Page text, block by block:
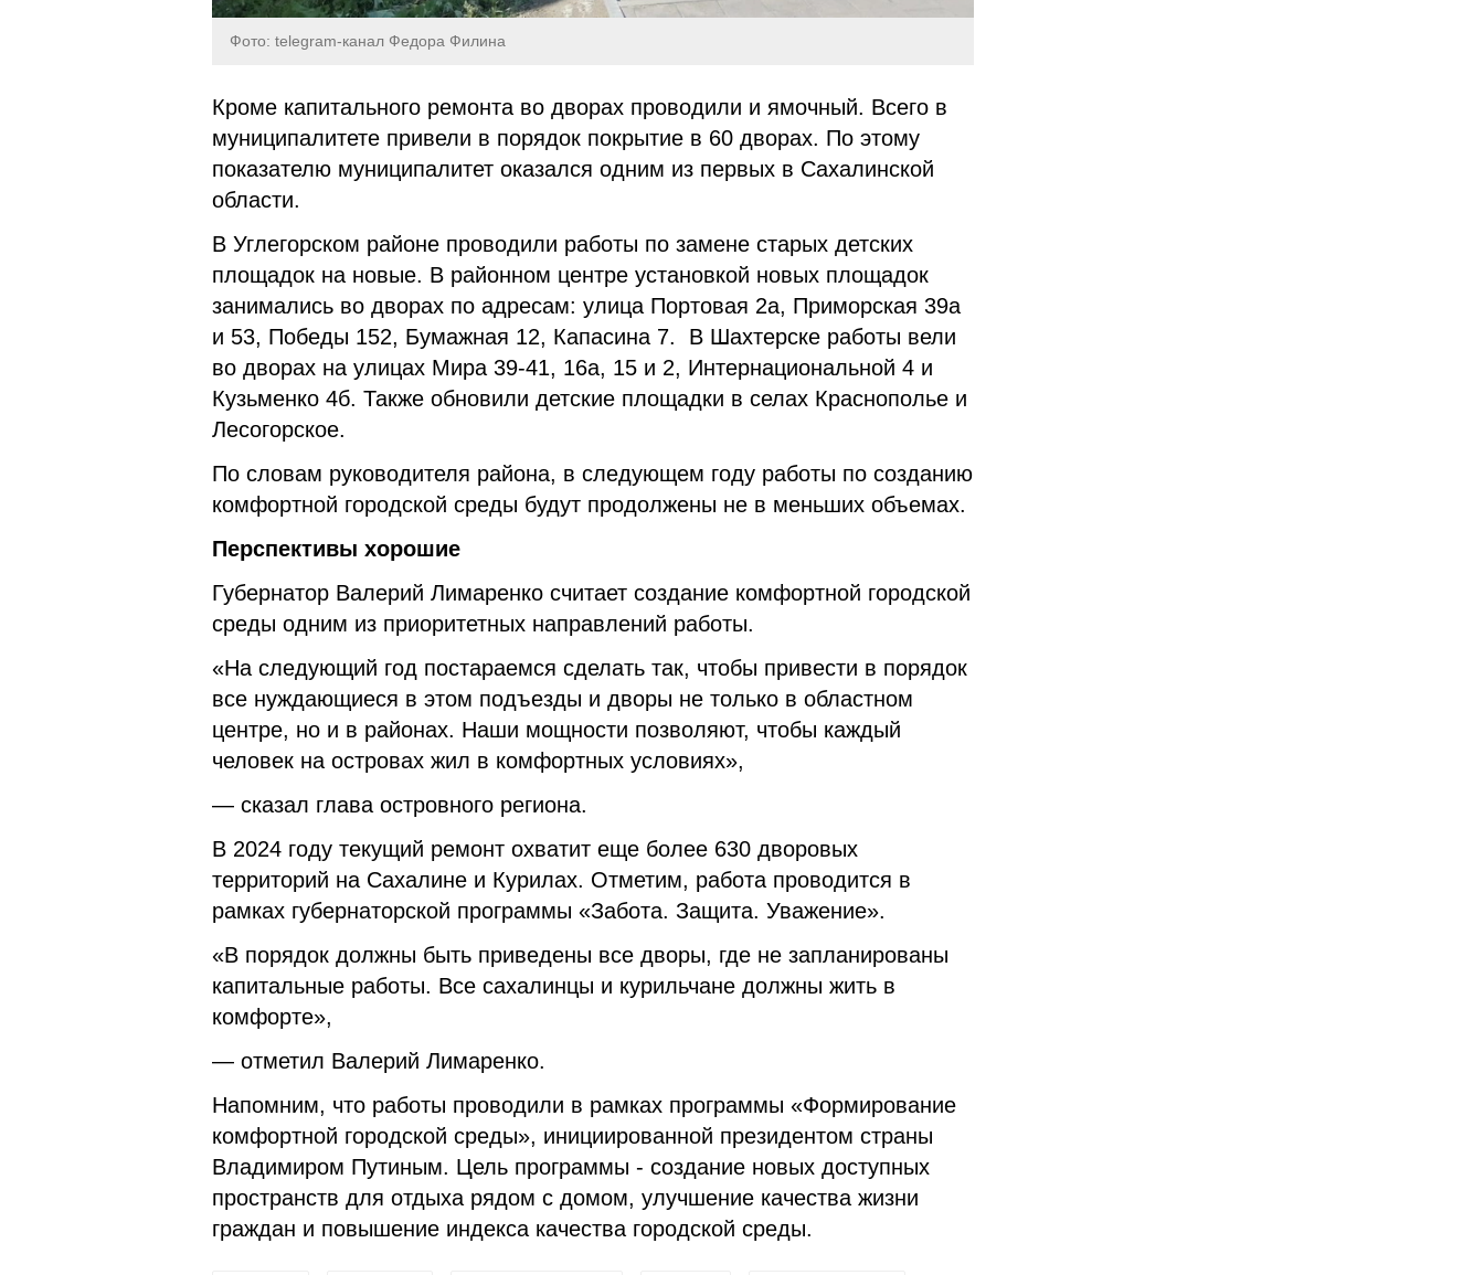
Фото: telegram-канал Федора Филина
Кроме капитального ремонта во дворах проводили и ямочный. Всего в
муниципалитете привели в порядок покрытие в 60 дворах. По этому
показателю муниципалитет оказался одним из первых в Сахалинской
области.
В Углегорском районе проводили работы по замене старых детских
площадок на новые. В районном центре установкой новых площадок
занимались во дворах по адресам: улица Портовая 2а, Приморская 39а
и 53, Победы 152, Бумажная 12, Капасина 7. В Шахтерске работы вели
во дворах на улицах Мира 39-41, 16а, 15 и 2, Интернациональной 4 и
Кузьменко 4б. Также обновили детские площадки в селах Краснополье и
Лесогорское.
По словам руководителя района, в следующем году работы по созданию
комфортной городской среды будут продолжены не в меньших объемах.
Перспективы хорошие
Губернатор Валерий Лимаренко считает создание комфортной городской
среды одним из приоритетных направлений работы.
«На следующий год постараемся сделать так, чтобы привести в порядок
все нуждающиеся в этом подъезды и дворы не только в областном
центре, но и в районах. Наши мощности позволяют, чтобы каждый
человек на островах жил в комфортных условиях»,
— сказал глава островного региона.
В 2024 году текущий ремонт охватит еще более 630 дворовых
территорий на Сахалине и Курилах. Отметим, работа проводится в
рамках губернаторской программы «Забота. Защита. Уважение».
«В порядок должны быть приведены все дворы, где не запланированы
капитальные работы. Все сахалинцы и курильчане должны жить в
комфорте»,
— отметил Валерий Лимаренко.
Напомним, что работы проводили в рамках программы «Формирование
комфортной городской среды», инициированной президентом страны
Владимиром Путиным. Цель программы - создание новых доступных
пространств для отдыха рядом с домом, улучшение качества жизни
граждан и повышение индекса качества городской среды.